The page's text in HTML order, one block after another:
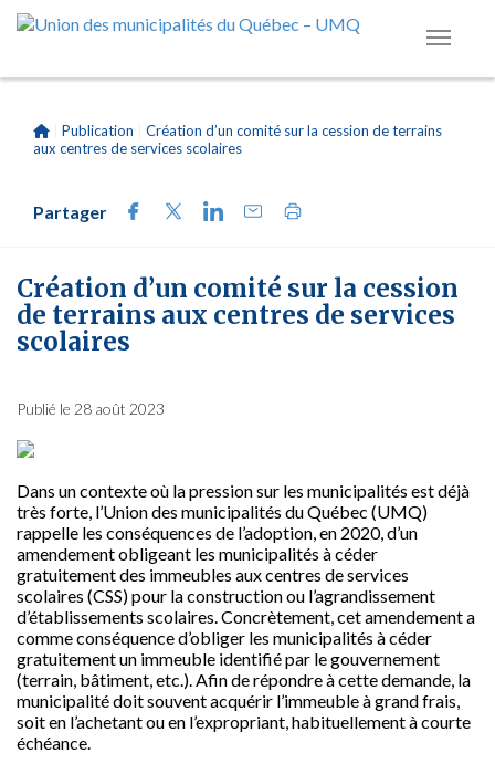
Publication
Création d’un comité sur la cession de terrains
aux centres de services scolaires
Partager
Création d’un comité sur la cession
de terrains aux centres de services
scolaires
Publié le 28 août 2023
Dans un contexte où la pression sur les municipalités est déjà
très forte, l’Union des municipalités du Québec (UMQ)
rappelle les conséquences de l’adoption, en 2020, d’un
amendement obligeant les municipalités à céder
gratuitement des immeubles aux centres de services
scolaires (CSS) pour la construction ou l’agrandissement
d’établissements scolaires. Concrètement, cet amendement a
comme conséquence d’obliger les municipalités à céder
gratuitement un immeuble identifié par le gouvernement
(terrain, bâtiment, etc.). Afin de répondre à cette demande, la
municipalité doit souvent acquérir l’immeuble à grand frais,
soit en l’achetant ou en l’expropriant, habituellement à courte
échéance.